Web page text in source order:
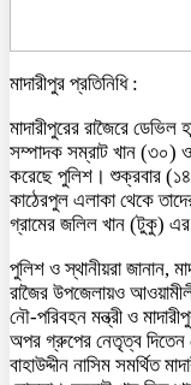
মাদারীপুর প্রতিনিধি :
মাদারীপুরের রাজৈরে ডেভিল
সম্পাদক সম্রাট খান (৩০)
করেছে পুলিশ। শুক্রবার (১৪
কাঠেরপুল এলাকা থেকে
গ্রামের জলিল খান (টুকু) এর
পুলিশ ও স্থানীয়রা জানান,
রাজৈর উপজেলায়ও
নৌ-পরিবহন মন্ত্রী ও
অপর গ্রুপের নেতৃত্ব দিতেন
বাহাউদ্দীন নাসিম সমর্থিত